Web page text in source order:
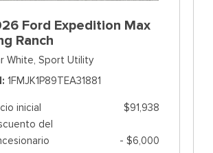
Ford Expedition Max
Ranch
White, Sport Utility
1FMJK1P89TEA31881
inicial
$91,938
del
- $6,000